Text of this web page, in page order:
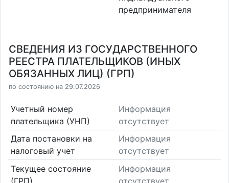
предпринимателя
СВЕДЕНИЯ ИЗ ГОСУДАРСТВЕННОГО
РЕЕСТРА ПЛАТЕЛЬЩИКОВ (ИНЫХ
ОБЯЗАННЫХ ЛИЦ) (ГРП)
по состоянию на 29.07.2026
Учетный номер
плательщика (УНП)
Информация
отсутствует
Дата постановки на
налоговый учет
Информация
отсутствует
Текущее состояние
(ГРП)
Информация
отсутствует